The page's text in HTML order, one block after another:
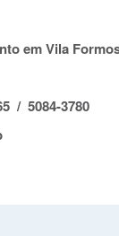
em Vila
/ 5084-3780